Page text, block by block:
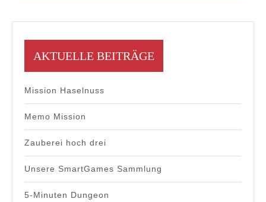
AKTUELLE BEITRÄGE
Mission Haselnuss
Memo Mission
Zauberei hoch drei
Unsere SmartGames Sammlung
5-Minuten Dungeon